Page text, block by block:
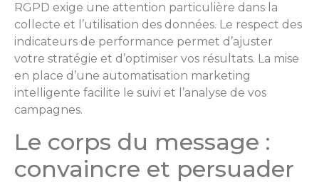
RGPD exige une attention particulière dans la
collecte et l’utilisation des données. Le respect des
indicateurs de performance permet d’ajuster
votre stratégie et d’optimiser vos résultats. La mise
en place d’une automatisation marketing
intelligente facilite le suivi et l’analyse de vos
campagnes.
Le corps du message :
convaincre et persuader